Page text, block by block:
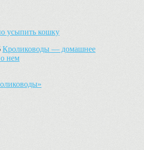
усыпить кошку
Кролиководы — домашнее
нем